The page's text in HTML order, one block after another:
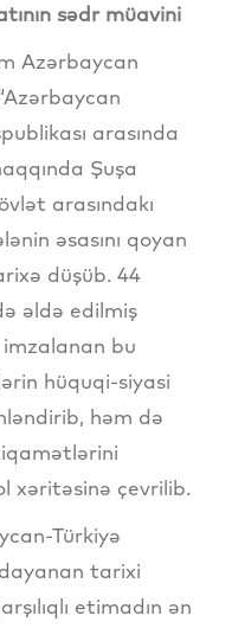
sədr müavini
Azərbaycan
arasında
Şuşa
arasındakı
əsasını qoyan
düşüb. 44
əldə edilmiş
bu
hüquqi-siyasi
həm də
xəritəsinə çevrilib.
Türkiyə
tarixi
etimadın ən